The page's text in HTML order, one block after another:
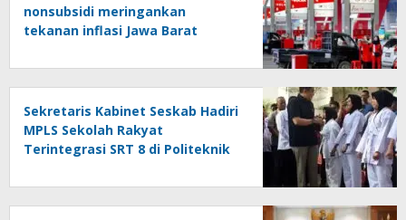
nonsubsidi meringankan
tekanan inflasi Jawa Barat
Sekretaris Kabinet Seskab Hadiri
MPLS Sekolah Rakyat
Terintegrasi SRT 8 di Politeknik